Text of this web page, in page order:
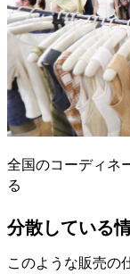
全国のコーディネ
る
分散している
このような販売の